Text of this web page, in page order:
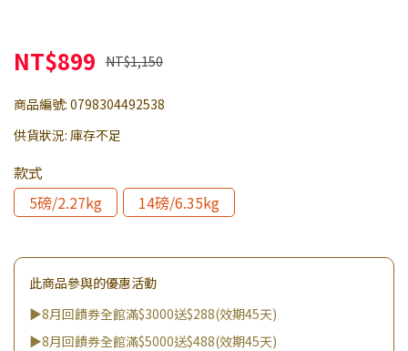
NT$899 NT$1,150
商品編號: 0798304492538
供貨狀況: 庫存不足
款式
5磅/2.27kg
14磅/6.35kg
此商品參與的優惠活動
▶8月回饋券全館滿$3000送$288(效期45天)
▶8月回饋券全館滿$5000送$488(效期45天)